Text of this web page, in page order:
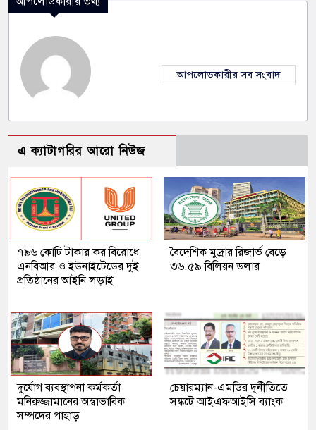
আপলোডকারীর সব সংবাদ
এ ক্যাটাগরির আরো নিউজ
৭৯৬ কোটি টাকার কর বিরোধে
এনবিআর ও ইউনাইটেডের দুই
প্রতিষ্ঠানের আইনি লড়াই
বৈদেশিক মুদ্রার রিজার্ভ বেড়ে
৩৬.৫৯ বিলিয়ন ডলার
দুর্যোগ ব্যবস্থাপনা কর্মকর্তা
মনিরুজ্জামানের অস্বাভাবিক
সম্পদের পাহাড়
চেয়ারম্যান-এমডির দুর্নীতিতে
সঙ্কটে আইএফআইসি ব্যাংক